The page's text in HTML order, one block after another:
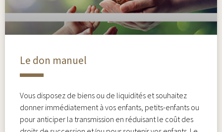
Le don manuel
Vous disposez de biens ou de liquidités et souhaitez
donner immédiatement à vos enfants, petits-enfants ou
pour anticiper la transmission en réduisant le coût des